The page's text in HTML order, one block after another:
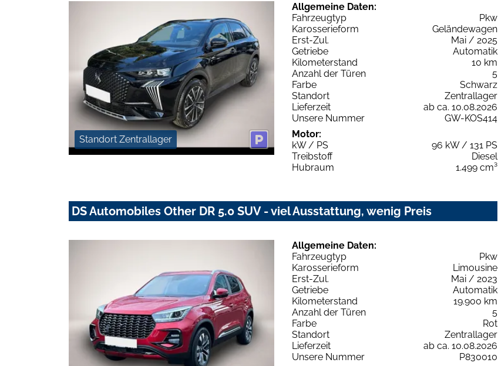
Standort Zentrallager
Allgemeine Daten:
Fahrzeugtyp
Pkw
Karosserieform
Geländewagen
Erst-Zul.
Mai / 2025
Getriebe
Automatik
Kilometerstand
10 km
Anzahl der Türen
5
Farbe
Schwarz
Standort
Zentrallager
Lieferzeit
ab ca. 10.08.2026
Unsere Nummer
GW-KOS414
Motor:
kW / PS
96 kW / 131 PS
Treibstoff
Diesel
Hubraum
1.499 cm³
DS Automobiles Other DR 5.0 SUV - viel Ausstattung, wenig Preis
Allgemeine Daten:
Fahrzeugtyp
Pkw
Karosserieform
Limousine
Erst-Zul.
Mai / 2023
Getriebe
Automatik
Kilometerstand
19.900 km
Anzahl der Türen
5
Farbe
Rot
Standort
Zentrallager
Lieferzeit
ab ca. 10.08.2026
Unsere Nummer
P830010